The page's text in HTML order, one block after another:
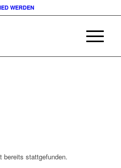
WERDEN
bereits stattgefunden.